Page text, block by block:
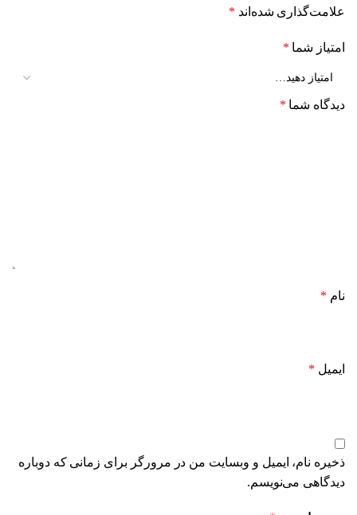
علامت‌گذاری شده‌اند *
امتیاز شما *
دیدگاه شما *
نام *
ایمیل *
ذخیره نام، ایمیل و وبسایت من در مرورگر برای زمانی که دوباره
دیدگاهی می‌نویسم.